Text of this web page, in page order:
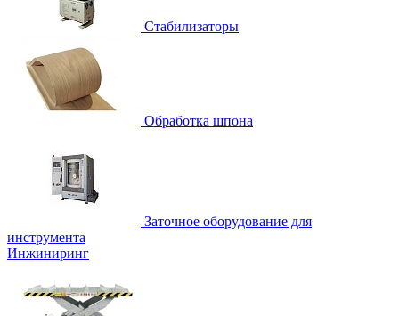
Стабилизаторы
Обработка шпона
Заточное оборудование для
инструмента
Инжиниринг